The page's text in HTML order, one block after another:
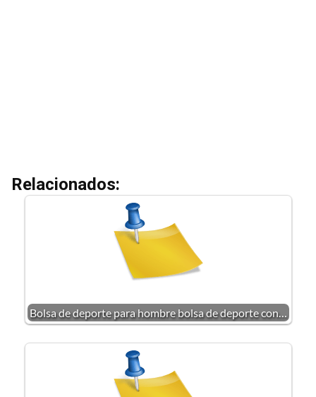
Relacionados:
Bolsa de deporte para hombre bolsa de deporte con…